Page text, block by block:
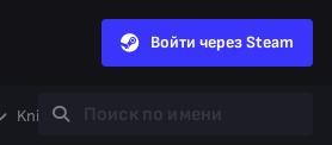
Войти через Steam
Knife Gloves Heavy